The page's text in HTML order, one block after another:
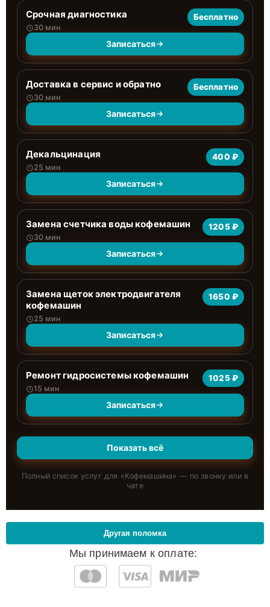
Срочная диагностика
30 мин
Бесплатно
Записаться
Доставка в сервис и обратно
30 мин
Бесплатно
Записаться
Декальцинация
25 мин
400 ₽
Записаться
Замена счетчика воды кофемашин
30 мин
1205 ₽
Записаться
Замена щеток электродвигателя
кофемашин
25 мин
1650 ₽
Записаться
Ремонт гидросистемы кофемашин
15 мин
1025 ₽
Записаться
Показать всё
Полный список услуг для «Кофемашина» — по звонку или в
чате
Мы принимаем к оплате:
Другая поломка